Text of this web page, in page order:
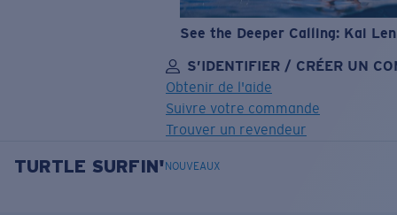
See the Deeper Calling: Kai
S’IDENTIFIER / CRÉER UN
Obtenir de l'aide
Suivre votre commande
Trouver un revendeur
OBJECTIF MIS À JOURAJOUTÉ AU PANIER!
TURTLE SURFIN' NOUVEAUX